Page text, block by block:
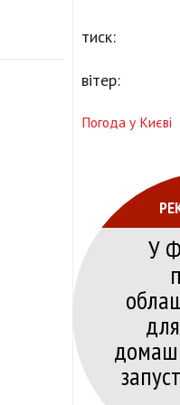
тиск:
вітер:
Погода у Києві
У